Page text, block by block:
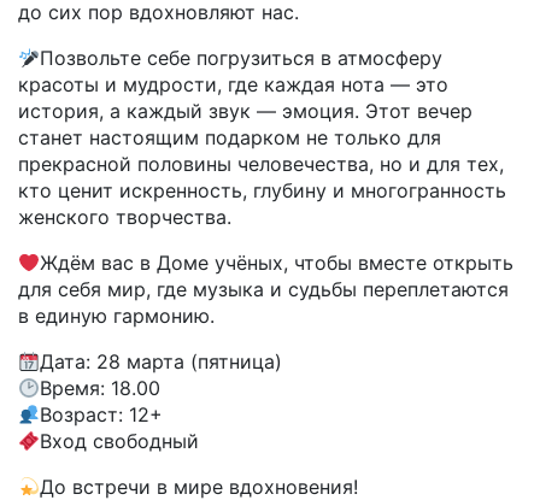
до сих пор вдохновляют нас.
Позвольте себе погрузиться в атмосферу
красоты и мудрости, где каждая нота — это
история, а каждый звук — эмоция. Этот вечер
станет настоящим подарком не только для
прекрасной половины человечества, но и для тех,
кто ценит искренность, глубину и многогранность
женского творчества.
Ждём вас в Доме учёных, чтобы вместе открыть
для себя мир, где музыка и судьбы переплетаются
в единую гармонию.
Дата: 28 марта (пятница)
Время: 18.00
Возраст: 12+
Вход свободный
До встречи в мире вдохновения!